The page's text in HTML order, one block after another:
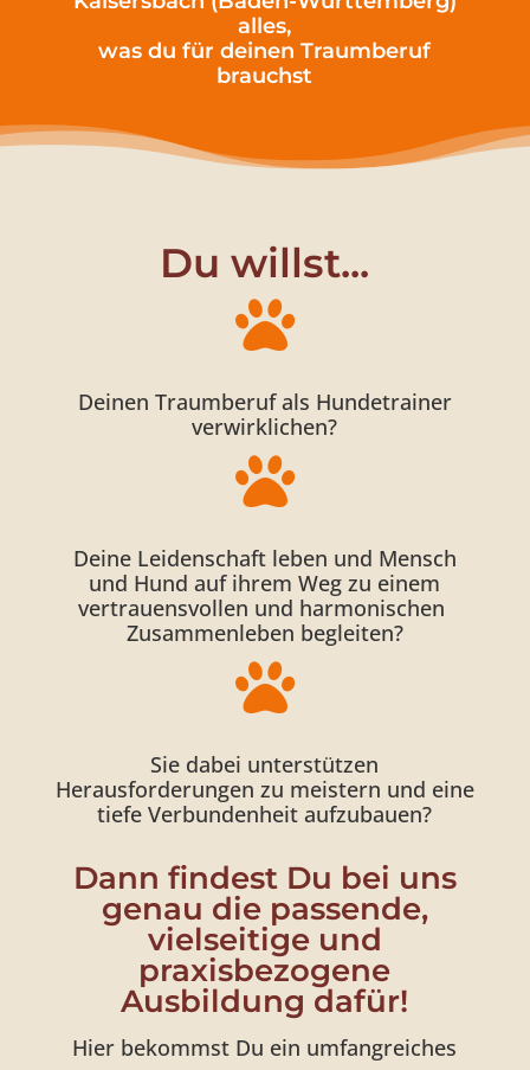
alles,
was du für deinen Traumberuf
brauchst
Du willst...

Deinen Traumberuf als Hundetrainer
verwirklichen?

Deine Leidenschaft leben und Mensch
und Hund auf ihrem Weg zu einem
vertrauensvollen und harmonischen
Zusammenleben begleiten?

Sie dabei unterstützen
Herausforderungen zu meistern und eine
tiefe Verbundenheit aufzubauen?
Dann findest Du bei uns
genau die passende,
vielseitige und
praxisbezogene
Ausbildung dafür!
Hier bekommst Du ein umfangreiches